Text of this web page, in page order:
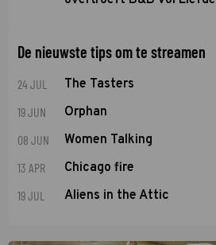
De nieuwste tips om te streamen
24 JUL The Tasters
19 JUN Orphan
08 JUN Women Talking
13 APR Chicago fire
19 JUL Aliens in the Attic